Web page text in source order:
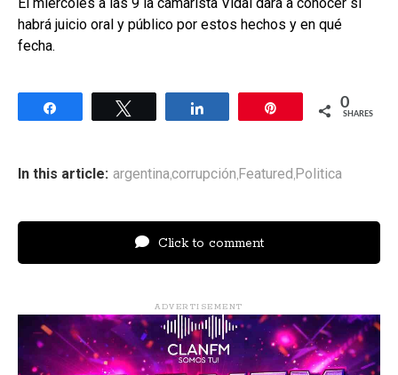
habrá juicio oral y público por estos hechos y en qué
fecha.
0
SHARES
In this article: argentina,corrupción,Featured,Politica
Click to comment
ADVERTISEMENT